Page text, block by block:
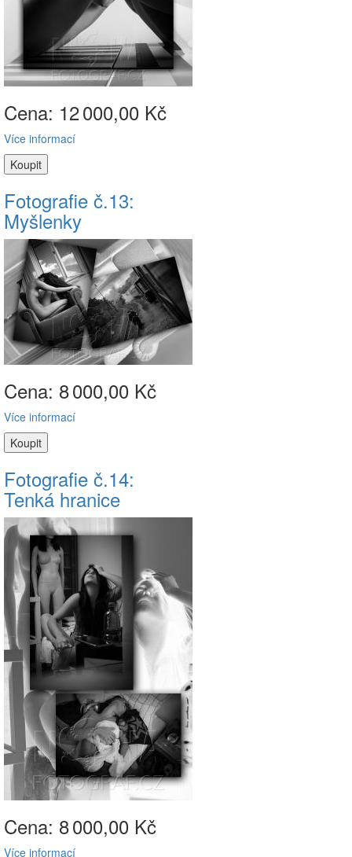
Cena: 12000,00 Kč
Více informací
Fotografie č.13:
Myšlenky
Cena: 8000,00 Kč
Více informací
Fotografie č.14:
Tenká hranice
Cena: 8000,00 Kč
Více informací